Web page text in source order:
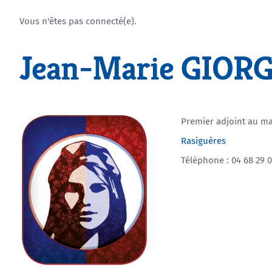
Vous n'êtes pas connecté(e).
Jean-Marie
Premier adjoint au
Rasiguères
Téléphone : 04 68 29